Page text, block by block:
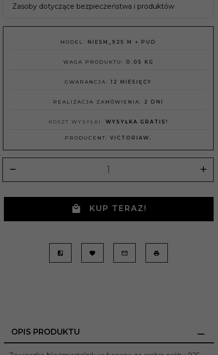
Zasoby dotyczące bezpieczeństwa i produktów
MODEL: NIESM_925 M + PUD
WAGA PRODUKTU: 0.05 KG
GWARANCJA: 12 MIESIĘCY
REALIZACJA ZAMÓWIENIA: 2 DNI
KOSZT WYSYŁKI: WYSYŁKA GRATIS!
PRODUCENT: VICTORIAW.
KUP TERAZ!
OPIS PRODUKTU